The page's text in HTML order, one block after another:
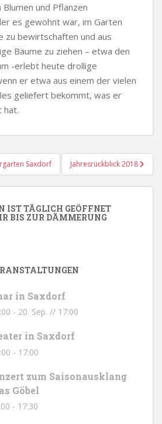
und Pflanzen
es gewohnt war, im Garten
zu bewirtschaften und aus
Bäume zu ziehen – etwa den
-erlebt heute drollige
er etwa aus einem der vielen
geliefert bekommt, was er
hat.
Saxdorf Jahresrückblick 2018
IST TÄGLICH GEÖFFNET
BIS ZUR DÄMMERUNG
in Saxdorf
- 20. Sep. // 17:00
in Saxdorf
- 17:00
zum Saisonausklang
Göbel
- 17:30